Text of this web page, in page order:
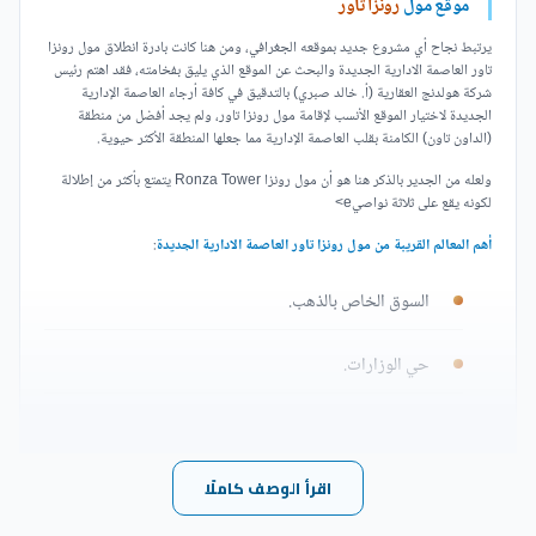
موقع مولرونزا تاور
يرتبط نجاح أي مشروع جديد بموقعه الجغرافي، ومن هنا كانت بادرة انطلاق مول رونزا
تاور العاصمة الادارية الجديدة والبحث عن الموقع الذي يليق بفخامته، فقد اهتم رئيس
شركة هولدنج العقارية (أ. خالد صبري) بالتدقيق في كافة أرجاء العاصمة الإدارية
الجديدة لاختيار الموقع الأنسب لإقامة مول رونزا تاور، ولم يجد أفضل من منطقة
(الداون تاون) الكامنة بقلب العاصمة الإدارية مما جعلها المنطقة الأكثر حيوية.
ولعله من الجدير بالذكر هنا هو أن مول رونزا Ronza Tower يتمتع بأكثر من إطلالة
لكونه يقع على ثلاثة نواصيe>
أهم المعالم القريبة من مول رونزا تاور العاصمة الادارية الجديدة:
السوق الخاص بالذهب.
حي الوزارات.
محطة المونوريل.اقرأ الوصف كاملًا